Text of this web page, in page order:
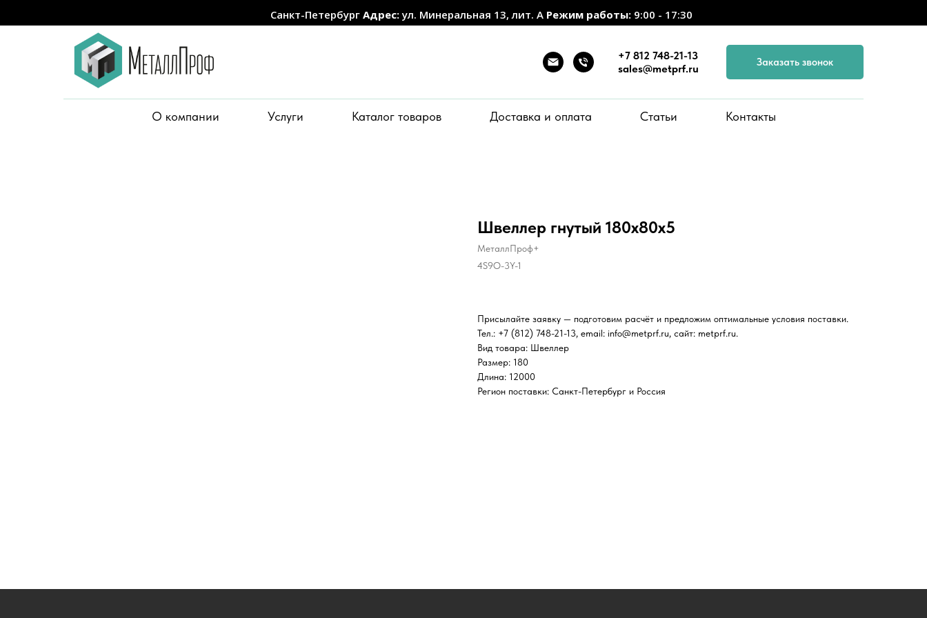
Санкт-Петербург Адрес:ул. Минеральная 13, лит. А Режим работы: 9:00 - 17:30
+7 812 748-21-13
sales@metprf.ru
Заказать звонок
О компании Услуги Каталог товаров Доставка и оплата Статьи Контакты
Швеллер гнутый 180x80x5
МеталлПроф+
4S9O-3Y-1
Присылайте заявку — подготовим расчёт и предложим оптимальные условия поставки.
Тел.: +7 (812) 748-21-13, email: info@metprf.ru, сайт: metprf.ru.
Вид товара: Швеллер
Размер: 180
Длина: 12000
Регион поставки: Санкт-Петербург и Россия